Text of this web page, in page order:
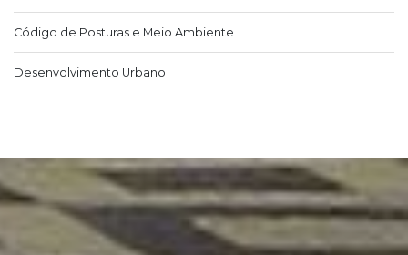
Código de Posturas e Meio Ambiente
Desenvolvimento Urbano